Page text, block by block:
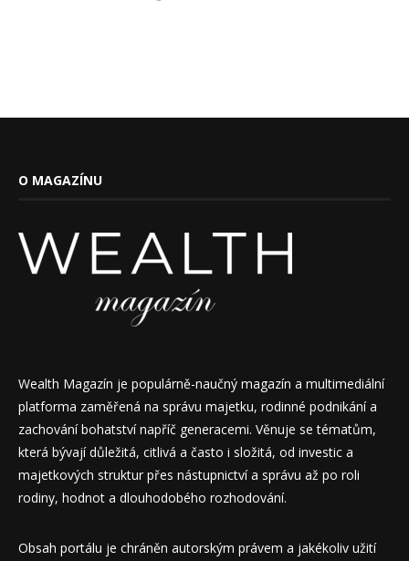
O MAGAZÍNU
Wealth Magazín je populárně-naučný magazín a multimediální
platforma zaměřená na správu majetku, rodinné podnikání a
zachování bohatství napříč generacemi. Věnuje se tématům,
která bývají důležitá, citlivá a často i složitá, od investic a
majetkových struktur přes nástupnictví a správu až po roli
rodiny, hodnot a dlouhodobého rozhodování.
Obsah portálu je chráněn autorským právem a jakékoliv užití